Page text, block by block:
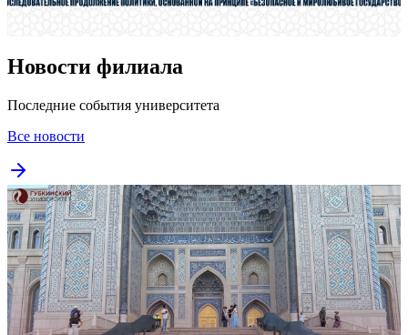
Новости филиала
Последние события университета
Все новости